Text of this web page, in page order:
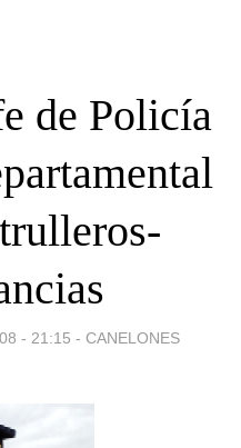
de Policía
- 21:15 - CANELONES